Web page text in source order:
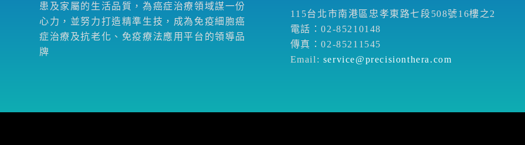
患及家屬的生活品質，為癌症治療領域謀一份
心力，並努力打造精準生技，成為免疫細胞癌
症治療及抗老化、免疫療法應用平台的領導品
牌
115台北市南港區忠孝東路七段508號16樓之2
電話：02-85210148
傳真：02-85211545
Email: service@precisionthera.com